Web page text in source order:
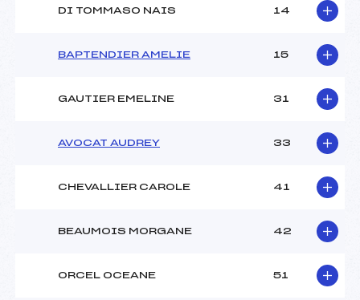
DI TOMMASO NAIS 14
BAPTENDIER AMELIE 15
GAUTIER EMELINE 31
AVOCAT AUDREY 33
CHEVALLIER CAROLE 41
BEAUMOIS MORGANE 42
ORCEL OCEANE 51